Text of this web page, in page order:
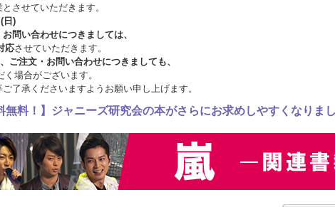
させていただきます。
日)
問い合わせにつきましては、
応させていただきます。
ご注文・ お問い合わせにつきましても、
く場合がございます。
ご了承くださいますようお願い申し上げます。
無料！】ジャニーズ研究会の本がさらにお求めしやすくなりま